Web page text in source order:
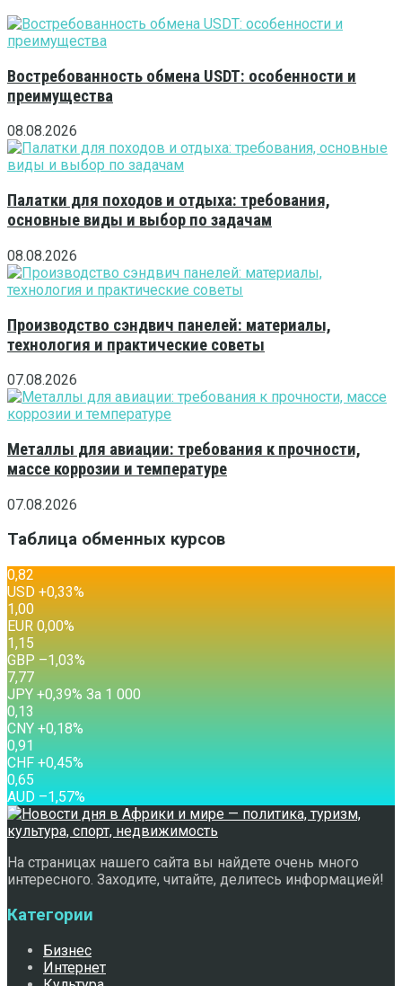
Востребованность обмена USDT: особенности и
преимущества
08.08.2026
Палатки для походов и отдыха: требования,
основные виды и выбор по задачам
08.08.2026
Производство сэндвич панелей: материалы,
технология и практические советы
07.08.2026
Металлы для авиации: требования к прочности,
массе коррозии и температуре
07.08.2026
Таблица обменных курсов
0,82
USD +0,33%
1,00
EUR 0,00%
1,15
GBP –1,03%
7,77
JPY +0,39% За 1 000
0,13
CNY +0,18%
0,91
CHF +0,45%
0,65
AUD –1,57%
На страницах нашего сайта вы найдете очень много
интересного. Заходите, читайте, делитесь информацией!
Категории
Бизнес
Интернет